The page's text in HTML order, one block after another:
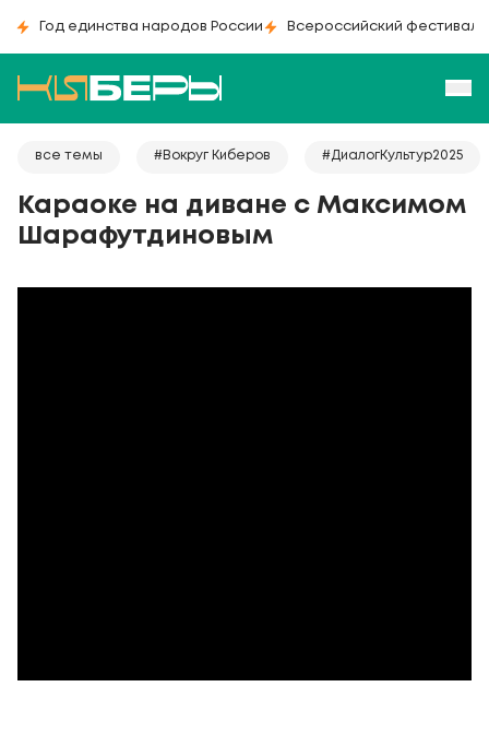
Год единства народов России Всероссийский фестиваль
все темы #Вокруг Киберов #ДиалогКультур2025
Караоке на диване с Максимом
Шарафутдиновым